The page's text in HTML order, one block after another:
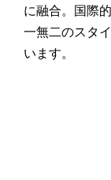
に融合。国際
一無二のスタ
います。